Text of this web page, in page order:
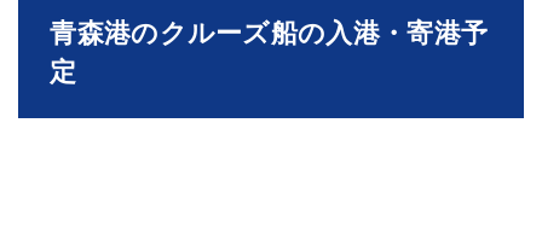
青森港のクルーズ船の入港・寄港予
定